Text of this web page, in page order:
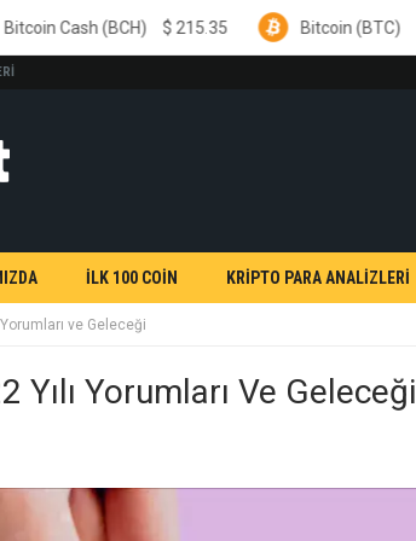
İLK 100 COİN KRİPTO PARA ANALİZLERİ
ve Geleceği
Yılı Yorumları Ve Geleceği
$ 215.35 Bitcoin (BTC) $64,809.00